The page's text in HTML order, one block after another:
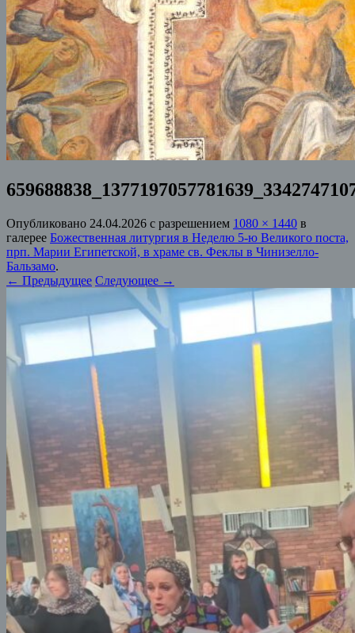
Опубликовано 24.04.2026 с разрешением 1080 × 1440 в
галерее Божественная литургия в Неделю 5-ю Великого поста,
прп. Марии Египетской, в храме св. Феклы в Чинизелло-
Бальзамо.
← Предыдущее Следующее →